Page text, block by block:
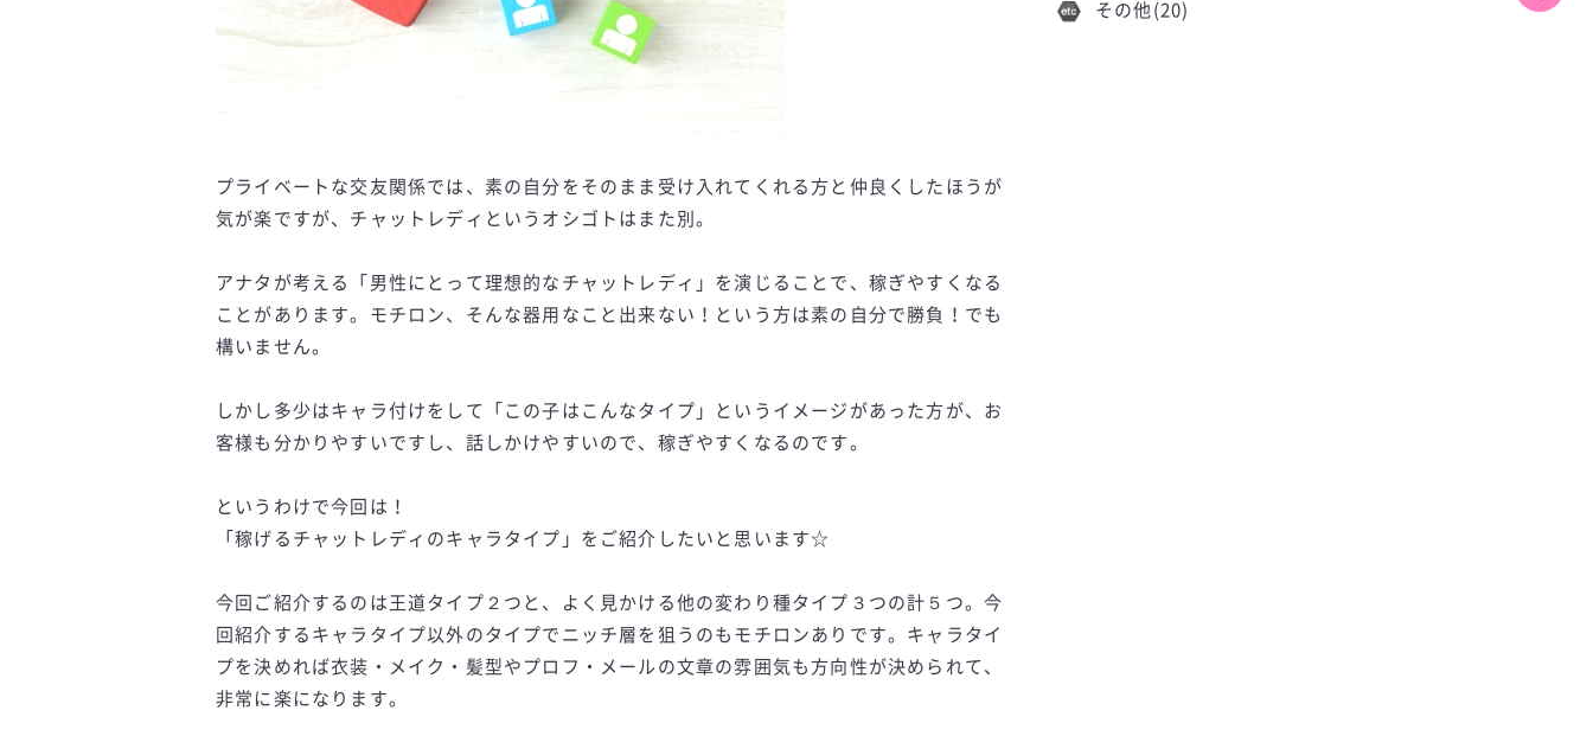
プライベートな交友関係では、素の自分をそのまま受け入れてくれる方と仲良くしたほうが
気が楽ですが、チャットレディというオシゴトはまた別。
アナタが考える「男性にとって理想的なチャットレディ」を演じることで、稼ぎやすくなる
ことがあります。モチロン、そんな器用なこと出来ない！という方は素の自分で勝負！でも
構いません。
しかし多少はキャラ付けをして「この子はこんなタイプ」というイメージがあった方が、お
客様も分かりやすいですし、話しかけやすいので、稼ぎやすくなるのです。
というわけで今回は！
「稼げるチャットレディのキャラタイプ」をご紹介したいと思います☆
今回ご紹介するのは王道タイプ２つと、よく見かける他の変わり種タイプ３つの計５つ。今
回紹介するキャラタイプ以外のタイプでニッチ層を狙うのもモチロンありです。キャラタイ
プを決めれば衣装・メイク・髪型やプロフ・メールの文章の雰囲気も方向性が決められて、
非常に楽になります。
その他 (20)